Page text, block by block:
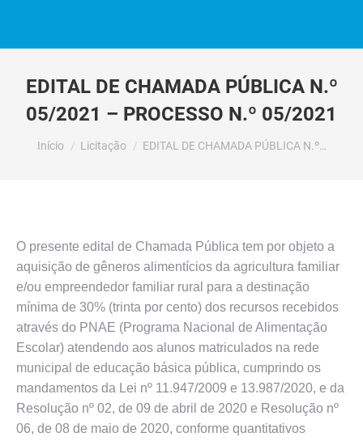
EDITAL DE CHAMADA PÚBLICA N.º
05/2021 – PROCESSO N.º 05/2021
Você está aqui:
Início Licitação EDITAL DE CHAMADA PÚBLICA N.º…
O presente edital de Chamada Pública tem por objeto a
aquisição de gêneros alimentícios da agricultura familiar
e/ou empreendedor familiar rural para a destinação
mínima de 30% (trinta por cento) dos recursos recebidos
através do PNAE (Programa Nacional de Alimentação
Escolar) atendendo aos alunos matriculados na rede
municipal de educação básica pública, cumprindo os
mandamentos da Lei nº 11.947/2009 e 13.987/2020, e da
Resolução nº 02, de 09 de abril de 2020 e Resolução nº
06, de 08 de maio de 2020, conforme quantitativos